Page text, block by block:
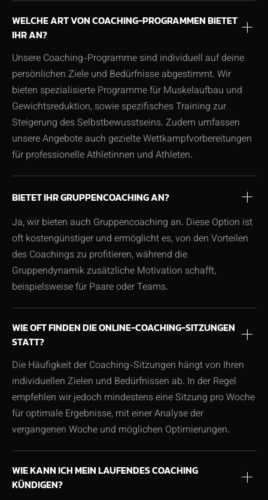
WELCHE ART VON COACHING-PROGRAMMEN BIETET
IHR AN?
Unsere Coaching-Programme sind individuell auf deine
persönlichen Ziele und Bedürfnisse abgestimmt. Wir
bieten spezialisierte Programme für Muskelaufbau und
Gewichtsreduktion, sowie spezifisches Training zur
Steigerung des Selbstbewusstseins. Zudem umfassen
unsere Angebote auch gezielte Wettkampfvorbereitungen
für professionelle Athletinnen und Athleten.
BIETET IHR GRUPPENCOACHING AN?
Ja, wir bieten auch Gruppencoaching an. Diese Option ist
oft kostengünstiger und ermöglicht es, von den Vorteilen
des Coachings zu profitieren, während die
Gruppendynamik zusätzliche Motivation schafft,
beispielsweise für Paare oder Teams.
WIE OFT FINDEN DIE ONLINE-COACHING-SITZUNGEN
STATT?
Die Häufigkeit der Coaching-Sitzungen hängt von Ihren
individuellen Zielen und Bedürfnissen ab. In der Regel
empfehlen wir jedoch mindestens eine Sitzung pro Woche
für optimale Ergebnisse, mit einer Analyse der
vergangenen Woche und möglichen Optimierungen.
WIE KANN ICH MEIN LAUFENDES COACHING
KÜNDIGEN?